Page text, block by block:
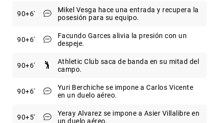
90+6
Mikel Vesga hace una entrada y recupera la
posesión para su equipo.
90+6
Facundo Garces alivia la presión con un
despeje.
90+6
Athletic Club saca de banda en su mitad del
campo.
90+6
Yuri Berchiche se impone a Carlos Vicente
en un duelo aéreo.
90+5
Yeray Alvarez se impone a Asier Villalibre en
un duelo aéreo.